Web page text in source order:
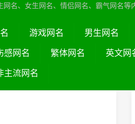
名、女生网名、情侣网名、霸气网名等
游戏网名 男生网名
感网名 繁体网名 英文网
主流网名